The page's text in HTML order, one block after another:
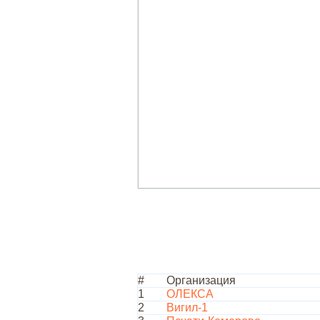
#
Организация
1
ОЛЕКСА
2
Вигил-1